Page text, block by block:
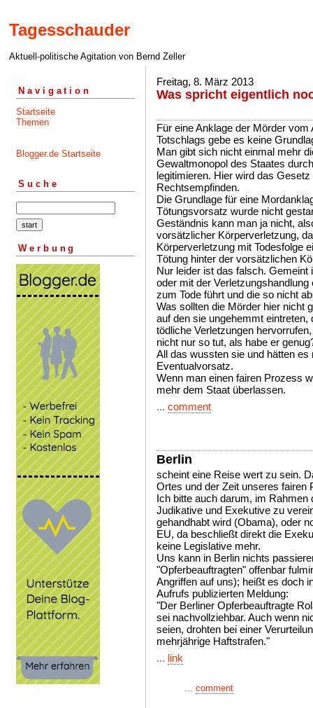
Tagesschauder
Aktuell-politische Agitation von Bernd Zeller
Navigation
Startseite
Themen
Blogger.de Startseite
Suche
Werbung
Freitag, 8. März 2013
Was spricht eigentlich
Für eine Anklage der Mörder
Totschlags gebe es keine
Man gibt sich nicht einmal mehr
Gewaltmonopol des Staates
legitimieren. Hier wird das
Rechtsempfinden.
Die Grundlage für eine
Tötungsvorsatz wurde nicht
Geständnis kann man ja nicht,
vorsätzlicher Körperverletzung,
Körperverletzung mit Todesfolge
Tötung hinter der vorsätzlichen
Nur leider ist das falsch.
oder mit der
zum Tode führt und die so nicht
Was sollten die Mörder hier nicht
auf den sie ungehemmt
tödliche Verletzungen
nicht nur so tut, als habe er
All das wussten sie und hätten
Eventualvorsatz.
Wenn man einen fairen Prozess
mehr dem Staat überlassen.
... comment
Berlin
scheint eine Reise wert zu sein.
Ortes und der Zeit unseres fairen
Ich bitte auch darum, im
Judikative und Exekutive zu
gehandhabt wird (Obama), oder
EU, da beschließt direkt die
keine Legislative mehr.
Uns kann in Berlin nichts
"Opferbeauftragten" offenbar
Angriffen auf uns); heißt es doch
Aufrufs publizierten Meldung:
"Der Berliner Opferbeauftragte
sei nachvollziehbar. Auch wenn
seien, drohten bei einer
mehrjährige Haftstrafen."
... link
... comment